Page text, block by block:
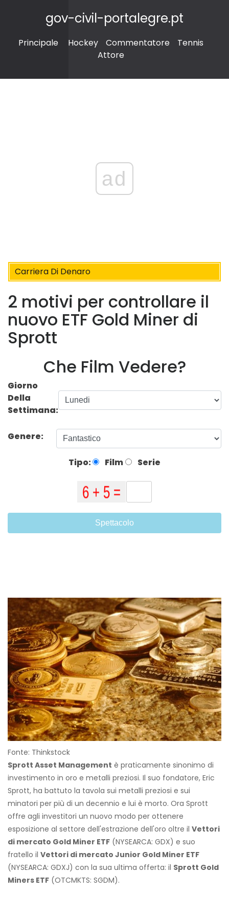
gov-civil-portalegre.pt
Principale Hockey Commentatore
Tennis
Attore
ad
Carriera Di Denaro
2 motivi per controllare il
nuovo ETF Gold Miner di
Sprott
Che Film Vedere?
Giorno
Della
Settimana:
Genere:
Tipo: Film Serie
Spettacolo
Fonte: Thinkstock
Sprott Asset Management è praticamente sinonimo di
investimento in oro e metalli preziosi. Il suo fondatore, Eric
Sprott, ha battuto la tavola sui metalli preziosi e sui
minatori per più di un decennio e lui è morto. Ora Sprott
offre agli investitori un nuovo modo per ottenere
esposizione al settore dell'estrazione dell'oro oltre il Vettori
di mercato Gold Miner ETF (NYSEARCA: GDX) e suo
fratello il Vettori di mercato Junior Gold Miner ETF
(NYSEARCA: GDXJ) con la sua ultima offerta: il Sprott Gold
Miners ETF (OTCMKTS: SGDM).